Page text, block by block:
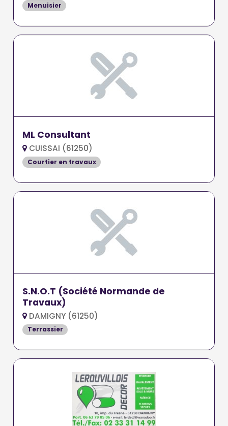
Menuisier
ML Consultant
CUISSAI (61250)
Courtier en travaux
S.N.O.T (Société Normande de
Travaux)
DAMIGNY (61250)
Terrassier